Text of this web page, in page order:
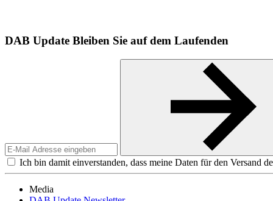
DAB Update Bleiben Sie auf dem Laufenden
Ich bin damit einverstanden, dass meine Daten für den Versand
Media